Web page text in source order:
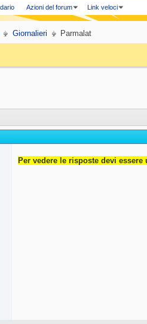
Azioni del forum Link veloci
Giornalieri Parmalat
Per vedere le risposte devi